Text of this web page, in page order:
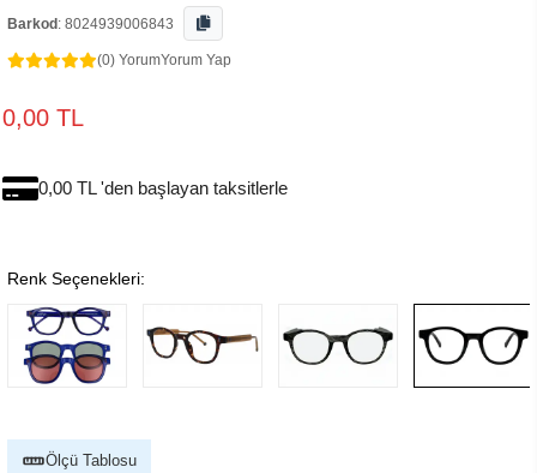
Barkod : 8024939006843
(0) YorumYorum Yap
0,00 TL
0,00 TL 'den başlayan taksitlerle
Renk Seçenekleri:
Ölçü Tablosu